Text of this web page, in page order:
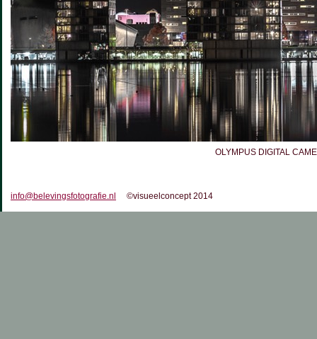
OLYMPUS DIGITAL
info@belevingsfotografie.nl ©visueelconcept 2014